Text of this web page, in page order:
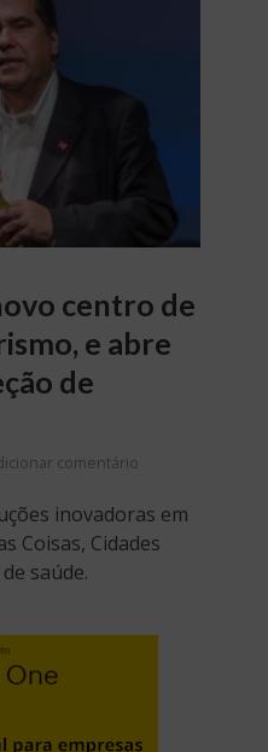
centro de
e abre
de
comentário
inovadoras em
Coisas, Cidades
saúde.